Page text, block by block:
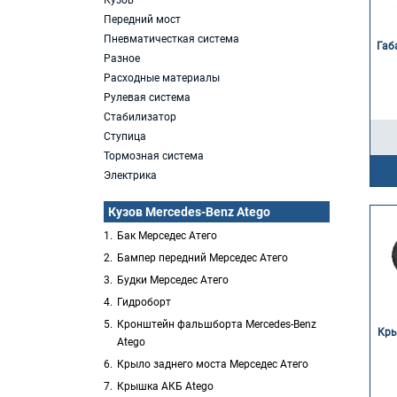
Передний мост
Пневматичесткая система
Разное
Расходные материалы
Рулевая система
Стабилизатор
Ступица
Тормозная система
Электрика
Кузов Mercedes-Benz Atego
Бак Мерседес Атего
Бампер передний Мерседес Атего
Будки Мерседес Атего
Гидроборт
Кронштейн фальшборта Mercedes-Benz
Atego
Крыло заднего моста Мерседес Атего
Крышка АКБ Atego